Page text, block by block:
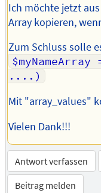
Ich möchte jetzt
Array kopieren,
Zum Schluss solle
....)
Mit "array_values"
Vielen Dank!!!
Antwort verfassen
Beitrag melden